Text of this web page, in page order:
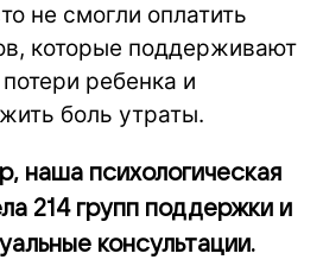
не смогли оплатить
которые поддерживают
ребенка и
боль утраты.
наша психологическая
214 групп поддержки и
консультации.